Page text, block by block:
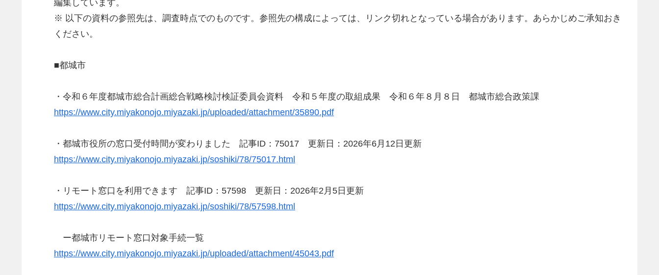
編集しています。
※ 以下の資料の参照先は、調査時点でのものです。参照先の構成によっては、リンク切れとなっている場合があります。あらかじめご承知おき
ください。
■都城市
・令和６年度都城市総合計画総合戦略検討検証委員会資料 令和５年度の取組成果 令和６年８月８日 都城市総合政策課
https://www.city.miyakonojo.miyazaki.jp/uploaded/attachment/35890.pdf
・都城市役所の窓口受付時間が変わりました 記事ID：75017 更新日：2026年6月12日更新
https://www.city.miyakonojo.miyazaki.jp/soshiki/78/75017.html
・リモート窓口を利用できます 記事ID：57598 更新日：2026年2月5日更新
https://www.city.miyakonojo.miyazaki.jp/soshiki/78/57598.html
ー都城市リモート窓口対象手続一覧
https://www.city.miyakonojo.miyazaki.jp/uploaded/attachment/45043.pdf